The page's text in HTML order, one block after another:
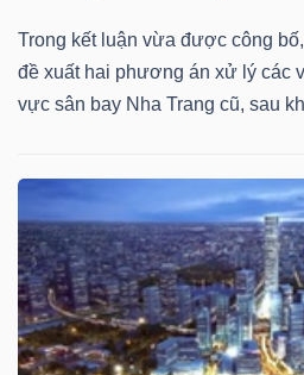
Trong kết luận vừa được công
đề xuất hai phương án xử lý các
vực sân bay Nha Trang cũ, sau
chính
cụ
đầu
tư